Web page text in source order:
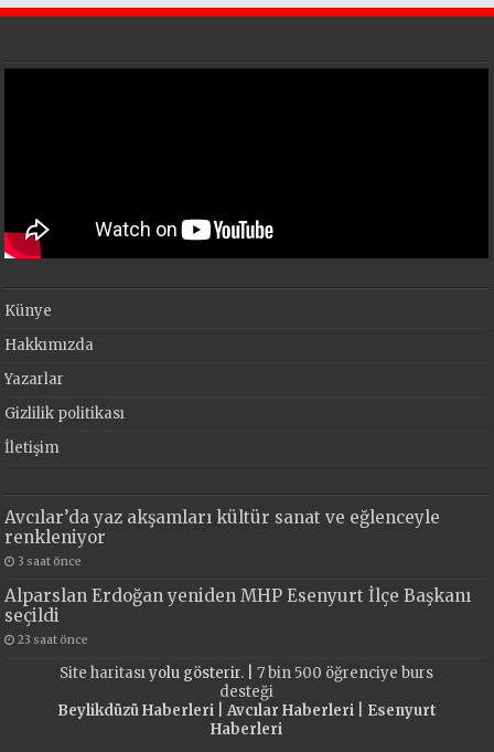
Künye
Hakkımızda
Yazarlar
Gizlilik politikası
İletişim
Avcılar’da yaz akşamları kültür sanat ve eğlenceyle
renkleniyor
3 saat önce
Alparslan Erdoğan yeniden MHP Esenyurt İlçe Başkanı
seçildi
23 saat önce
Site haritasıyolu gösterir. |7 bin 500 öğrenciye burs
desteği
Beylikdüzü Haberleri| Avcılar Haberleri| Esenyurt
Haberleri